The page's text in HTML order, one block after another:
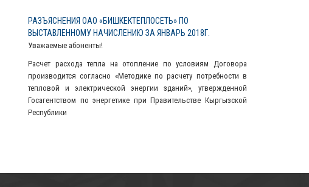
РАЗЪЯСНЕНИЯ ОАО «БИШКЕКТЕПЛОСЕТЬ» ПО
ВЫСТАВЛЕННОМУ НАЧИСЛЕНИЮ ЗА ЯНВАРЬ 2018Г.
Уважаемые абоненты!
Расчет расхода тепла на отопление по условиям Договора
производится согласно «Методике по расчету потребности в
тепловой и электрической энергии зданий», утвержденной
Госагентством по энергетике при Правительстве Кыргызской
Республики